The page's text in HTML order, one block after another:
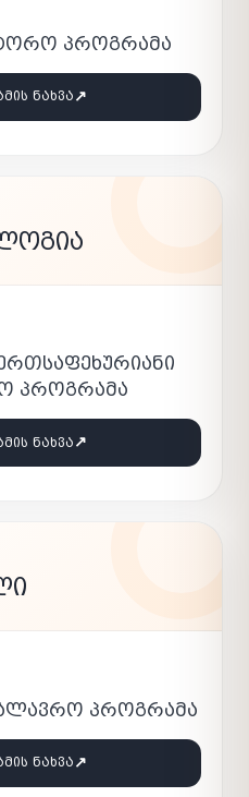
ᲞᲠᲝᲒᲠᲐᲛᲐ
ᲜᲐᲮᲕᲐ ↗
ᲞᲠᲝᲒᲠᲐᲛᲐ
ᲜᲐᲮᲕᲐ ↗
ᲞᲠᲝᲒᲠᲐᲛᲐ
ᲜᲐᲮᲕᲐ ↗